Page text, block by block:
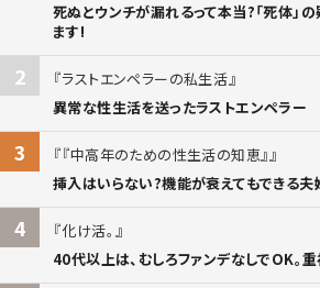
死ぬとウンチが漏れるって本当?「死体」
ます!
2
ラストエンペラーの私生活
異常な性生活を送ったラストエンペラー
3
『中高年のための性生活の知恵』
挿入はいらない?機能が衰えてもできる
4
化け活。
40代以上は、むしろファンデなしでOK。